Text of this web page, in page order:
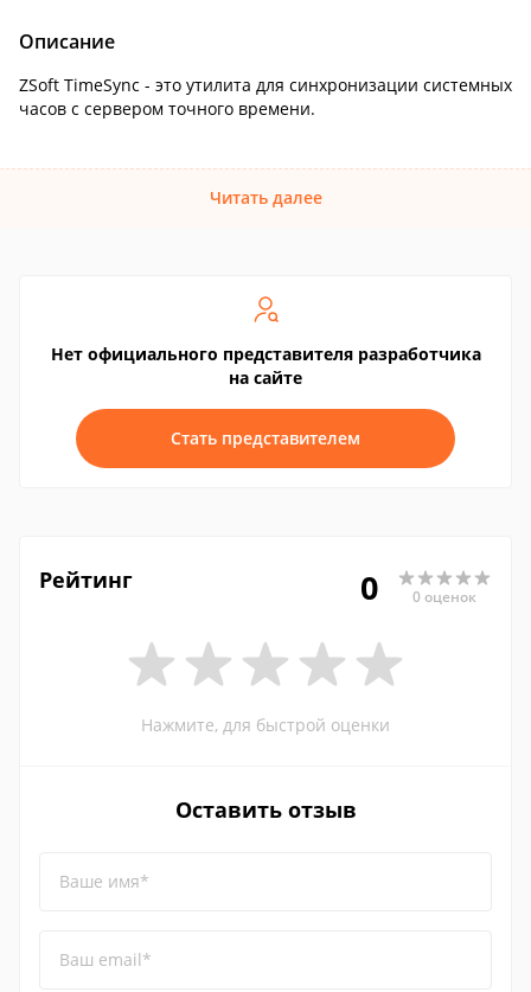
Описание
ZSoft TimeSync - это утилита для синхронизации системных
часов с сервером точного времени.
Читать далее
Нет официального представителя разработчика
на сайте
Стать представителем
Рейтинг 0 0 оценок
Нажмите, для быстрой оценки
Оставить отзыв
Ваше имя*
Ваш email*